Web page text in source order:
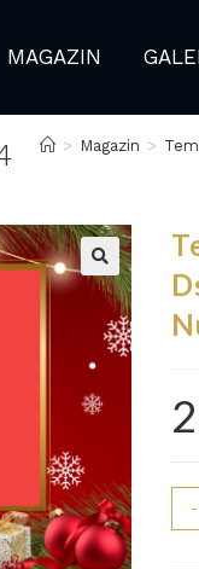
MAGAZIN
> Magazin >
-